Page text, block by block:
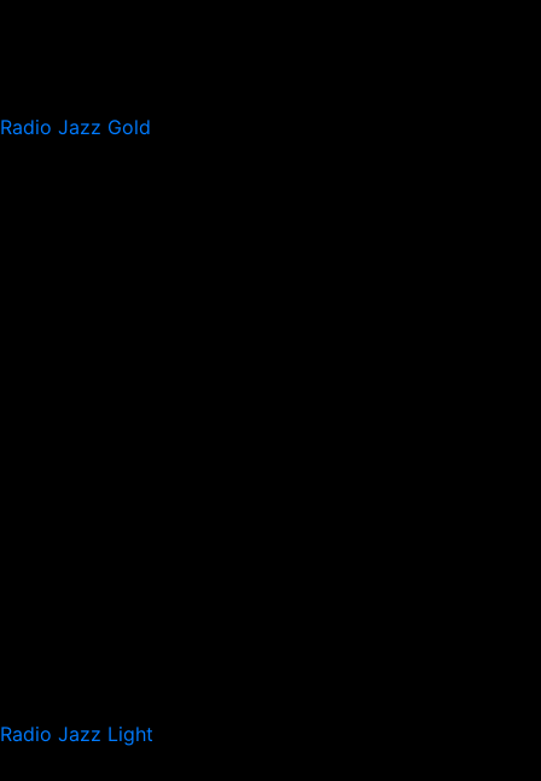
Radio Jazz Gold
Radio Jazz Light